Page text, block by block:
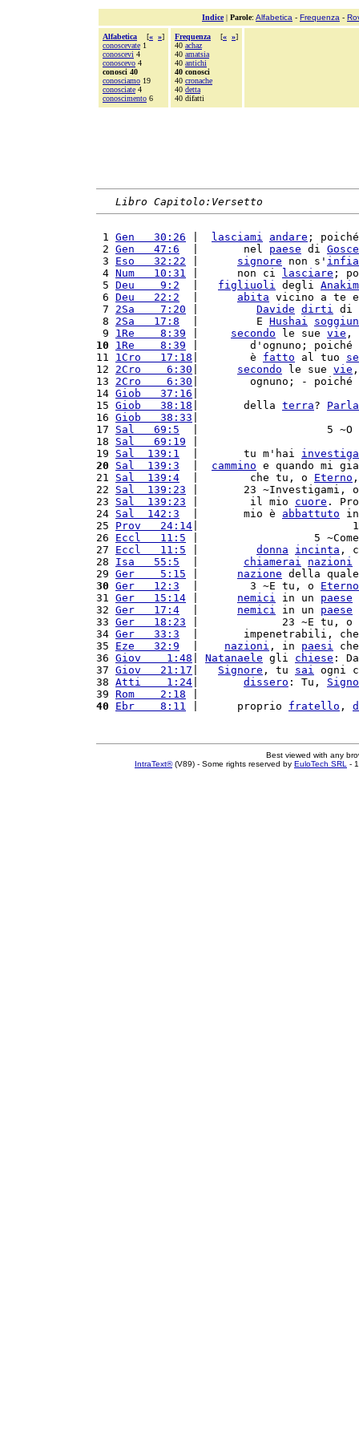
Indice| Parole: Alfabetica - Frequenza -
Alfabetica [« »]
conoscevate 1
conoscevi 4
conoscevo 4
conosci 40
conosciamo 19
conosciate 4
conoscimento 6
Frequenza [« »]
40 achaz
40 amatsia
40 antichi
40 conosci
40 cronache
40 detta
40 difatti
Libro Capitolo:Versetto
1 Gen   30:26 lasciami andare ;
2 Gen   47:6
  |       nel
paese di
3 Eso   32:22 signore non s'
4 Num   10:31 |      non ci lasciare ;
5 Deu    9:2 figliuoli degli Anakim
6 Deu   22:2 abita vicino a te
7 2Sa    7:20 Davide dirti di
8 2Sa   17:8
  |         E
Hushai
9 1Re    8:39 secondo le sue vie ,
10
1Re    8:39 |        d'ognuno;
11 1Cro   17:18 |        è fatto al tuo
12 2Cro    6:30 secondo le sue vie
13 2Cro    6:30 |        ognuno; -
14 Giob   37:16
15 Giob   38:18 |       della terra? Parla
16 Giob   38:33
17 Sal   69:5
  |                    5 ~O
18 Sal   69:19
19 Sal  139:1
  |       tu m'hai
20
Sal  139:3 cammino e quando mi
21 Sal  139:4
  |        che tu, o
Eterno
22 Sal  139:23 |       23 ~Investigami,
23 Sal  139:23 |        il mio cuore .
24 Sal  142:3
  |       mio è
abbattuto
25 Prov   24:14 |                        14
26 Eccl   11:5 |                  5
27 Eccl   11:5 donna incinta ,
28 Isa   55:5 chiamerai nazioni
29 Ger    5:15 nazione della
30 Ger   12:3
  |        3 ~E tu, o
Eterno
31 Ger   15:14 nemici in un paese
32 Ger   17:4 nemici in un paese
33 Ger   18:23 |             23 ~E tu, o
34 Ger   33:3
|       impenetrabili,
35 Eze   32:9 nazioni , in paesi
36 Giov    1:48 Natanaele gli chiese :
37 Giov   21:17 Signore , tu sai ogni
38 Atti    1:24 dissero : Tu,
39 Rom    2:18
40
Ebr    8:11 |      proprio fratello ,
Best viewed with any
IntraText®(V89) - Some rights reserved by EuloTech SRL -